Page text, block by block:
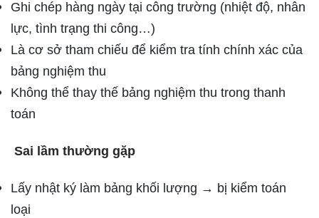
Ghi chép hàng ngày tại công trường (nhiệt độ, nhân
lực, tình trạng thi công…)
Là cơ sở tham chiếu để kiểm tra tính chính xác của
bảng nghiệm thu
Không thể thay thế bảng nghiệm thu trong thanh
toán
Sai lầm thường gặp
Lấy nhật ký làm bảng khối lượng → bị kiểm toán
loại